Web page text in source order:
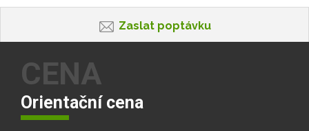
Zaslat poptávku
CENA
Orientační cena